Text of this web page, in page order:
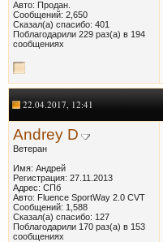
Авто: Продан.
Сообщений: 2,650
Сказал(а) спасибо: 401
Поблагодарили 229 раз(а) в 194
сообщениях
22.04.2017, 12:41
Andrey D
Ветеран
Имя: Андрей
Регистрация: 27.11.2013
Адрес: СПб
Авто: Fluence SportWay 2.0 CVT
Сообщений: 1,588
Сказал(а) спасибо: 127
Поблагодарили 170 раз(а) в 153
сообщениях